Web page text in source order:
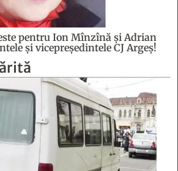
pentru Ion Mînzînă şi Adrian
şi vicepreşedintele CJ Argeş!